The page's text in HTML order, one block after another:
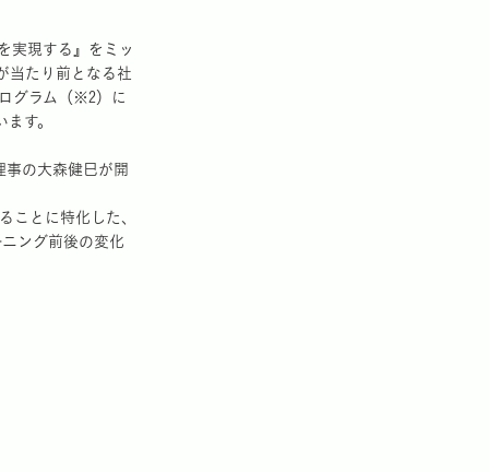
実現する』をミッ
当たり前となる社
グラム（※2）に
す。
の大森健巳が開
ことに特化した、
ング前後の変化